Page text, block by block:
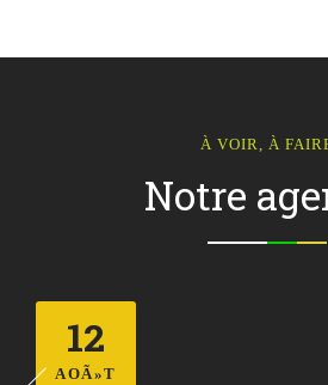
À VOIR, À
Notre
12
AOÃ»T